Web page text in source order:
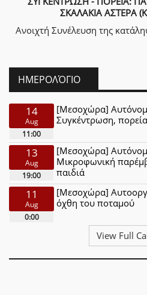
ΣΚΑΛΑΚΙΑ ΑΣΤΕΡΑ
Ανοιχτή Συνέλευση της
ΗΜΕΡΟΛΌΓΙΟ
14
Aug
11:00
[Μεσοχώρα]
Συγκέντρωση,
13
Aug
19:00
[Μεσοχώρα]
Μικροφωνική
παιδιά
11
Aug
0:00
[Μεσοχώρα]
όχθη του ποταμού
View Full